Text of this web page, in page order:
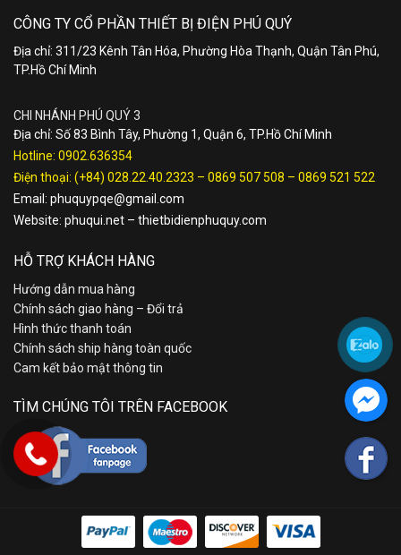
CÔNG TY CỔ PHẦN THIẾT BỊ ĐIỆN PHÚ QUÝ
Địa chỉ: 311/23 Kênh Tân Hóa, Phường Hòa Thạnh, Quận Tân Phú,
TP.Hồ Chí Minh
CHI NHÁNH PHÚ QUÝ 3
Địa chỉ: Số 83 Bình Tây, Phường 1, Quận 6, TP.Hồ Chí Minh
Hotline: 0902.636354
Điện thoại: (+84) 028.22.40.2323 – 0869 507 508 – 0869 521 522
Email: phuquypqe@gmail.com
Website: phuqui.net – thietbidienphuquy.com
HỖ TRỢ KHÁCH HÀNG
Hướng dẫn mua hàng
Chính sách giao hàng – Đổi trả
Hình thức thanh toán
Chính sách ship hàng toàn quốc
Cam kết bảo mật thông tin
TÌM CHÚNG TÔI TRÊN FACEBOOK